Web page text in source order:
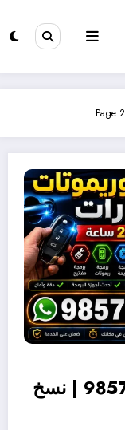
Page 2
مفاتيح سيارات فايبر 98577474 | نسخ